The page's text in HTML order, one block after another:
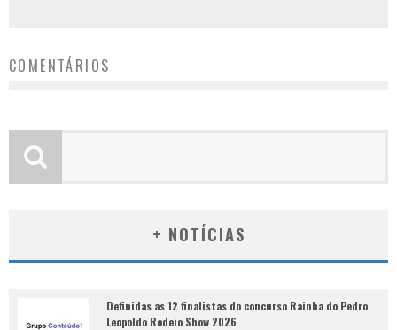
COMENTÁRIOS
+ NOTÍCIAS
Definidas as 12 finalistas do concurso Rainha do Pedro
Leopoldo Rodeio Show 2026